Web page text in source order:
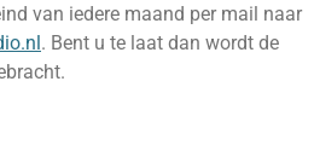
van iedere maand per mail naar
. Bent u te laat dan wordt de